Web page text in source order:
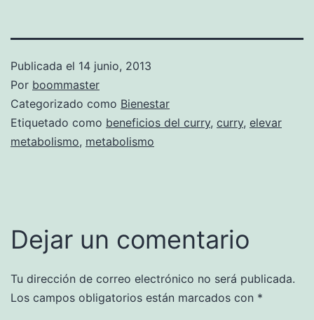
Publicada el 14 junio, 2013
Por boommaster
Categorizado como Bienestar
Etiquetado como beneficios del curry, curry, elevar
metabolismo, metabolismo
Dejar un comentario
Tu dirección de correo electrónico no será publicada.
Los campos obligatorios están marcados con *